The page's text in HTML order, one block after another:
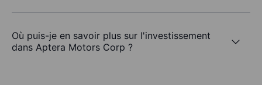
Où puis-je en savoir plus sur l'investissement
dans Aptera Motors Corp ?